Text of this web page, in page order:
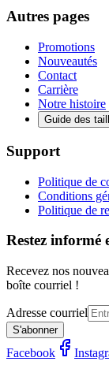
Autres pages
Promotions
Nouveautés
Contact
Carrière
Notre histoire
Guide des
Support
Politique de
Conditions
Politique de
Restez informé
Recevez nos
boîte courriel !
Adresse courriel
S'abonner
Facebook